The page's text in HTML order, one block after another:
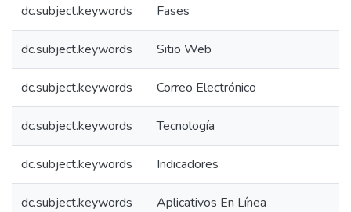
dc.subject.keywords Fases
dc.subject.keywords Sitio Web
dc.subject.keywords Correo Electrónico
dc.subject.keywords Tecnología
dc.subject.keywords Indicadores
dc.subject.keywords Aplicativos En Línea